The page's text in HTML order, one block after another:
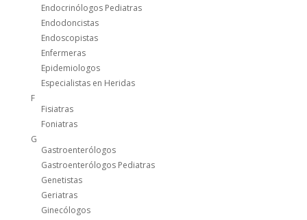
Endocrinólogos Pediatras
Endodoncistas
Endoscopistas
Enfermeras
Epidemiologos
Especialistas en Heridas
F
Fisiatras
Foniatras
G
Gastroenterólogos
Gastroenterólogos Pediatras
Genetistas
Geriatras
Ginecólogos